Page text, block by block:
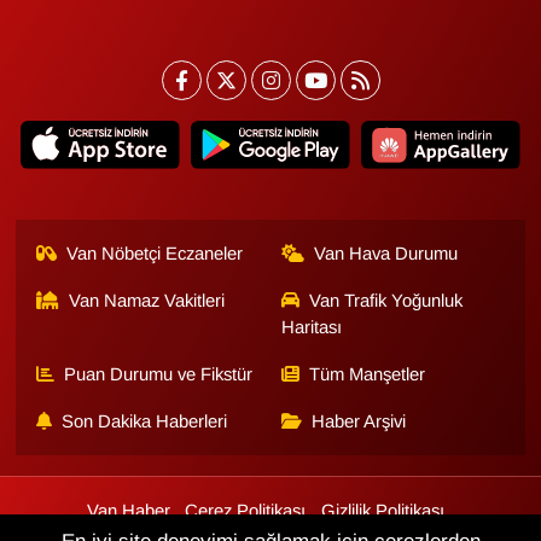
Van Nöbetçi Eczaneler Van Hava Durumu
Van Namaz Vakitleri
Van Trafik Yoğunluk
Haritası
Puan Durumu ve Fikstür Tüm Manşetler
Son Dakika Haberleri Haber Arşivi
Van Haber Çerez Politikası
Gizlilik Politikası